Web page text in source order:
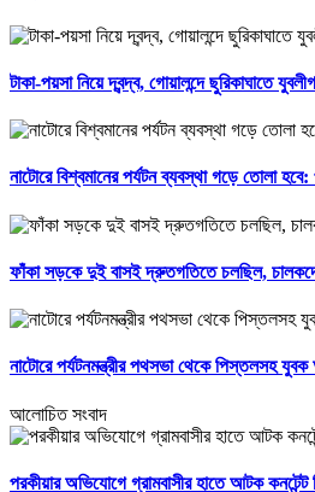
টাকা-পয়সা নিয়ে দ্বন্দ্ব, গোয়ালন্দে ছুরিকাঘাতে
নাটোরে বিশ্বমানের পর্যটন ব্যবস্থা গড়ে তোলা হবে:
ফাঁকা সড়কে দুই বাসই দ্রুতগতিতে চলছিল,
নাটোরে পর্যটনমন্ত্রীর পথসভা থেকে পিস্তলসহ
আলোচিত সংবাদ
পরকীয়ার অভিযোগে গ্রামবাসীর হাতে আটক কনটেন্ট